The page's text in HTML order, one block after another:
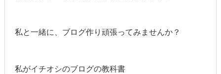
私と一緒に、ブログ作り頑張ってみませんか？
私がイチオシのブログの教科書